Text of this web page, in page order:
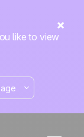
like to view